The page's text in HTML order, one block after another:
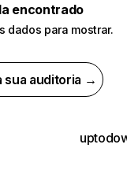
encontrado
dados para mostrar.
sua auditoria →